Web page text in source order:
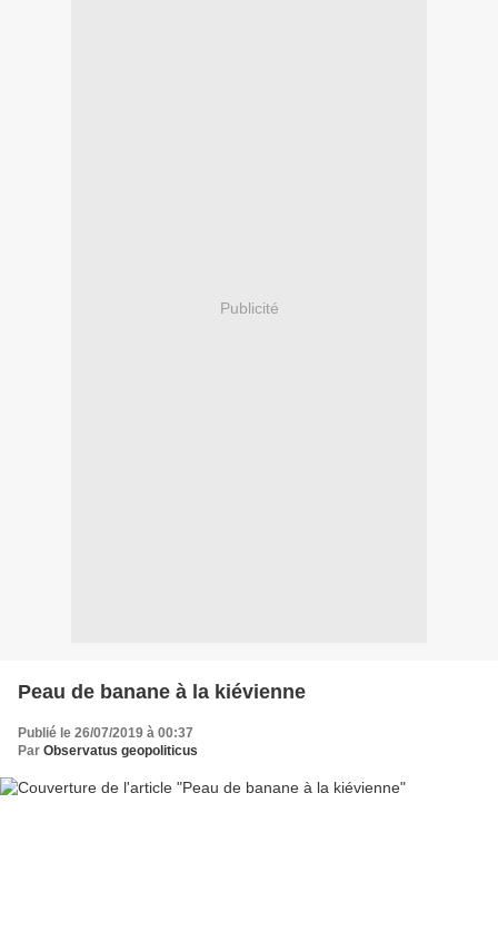
Publicité
Peau de banane à la kiévienne
Publié le 26/07/2019 à 00:37
Par Observatus geopoliticus